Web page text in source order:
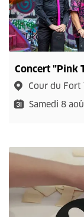
Concert "Pink
Cour du Fort
Samedi 8